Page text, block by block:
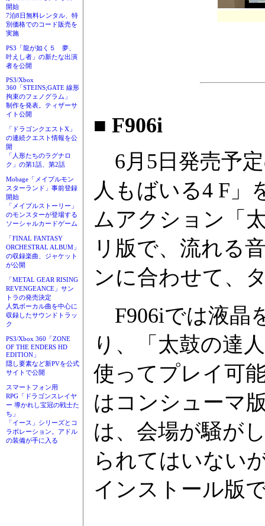
開始
7泊8日無料レンタル、特
別価格でのコード販売を
実施
PS3「龍が如く５ 夢、
叶えし者」の新たな出演
者を公開
PS3/Xbox
360「STEINS;GATE 線形
拘束のフェノグラム」
制作を発表。ティザーサ
イト公開
「ドラゴンクエストX」
の連続クエスト情報を公
開
「人形たちのラグナロ
ク」の第1話、第2話
Mobage「メイプルモン
スターランド」事前登録
開始
「メイプルストーリー」
のモンスターが登場する
ソーシャルカードゲーム
「FINAL FANTASY
ORCHESTRAL ALBUM」
の収録楽曲、ジャケット
が公開
「METAL GEAR RISING
REVENGEANCE」サン
トラの発売決定
人気ボーカル曲を中心に
収録したサウンドトラッ
ク
PS3/Xbox 360「ZONE
OF THE ENDERS HD
EDITION」
隠し要素など新PVを公式
サイトで公開
スマートフォン用
RPG「ドラゴンスレイヤ
ー 導かれし宝冠の戦士た
ち」
「イース」シリーズとコ
ラボレーション。アドル
の装備が手に入る
■ F906i
6月5日発売予
人もばいる4 F」
ムアクション「
リ版で、流れる
ンに合わせて、
F906iでは液晶
り、「太鼓の達
使ってプレイ可
はコンシューマ
は、会場が騒が
られてはいない
インストール版